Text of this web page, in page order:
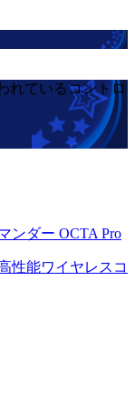
れているコントロ
ンダー OCTA Pro
性能ワイヤレスコ